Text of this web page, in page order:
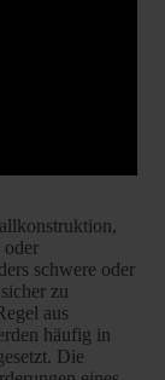
oder
schwere oder
zu
aus
häufig in
Die